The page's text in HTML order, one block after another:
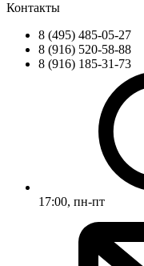
Контакты
8 (495) 485-05-27
8 (916) 520-58-88
8 (916) 185-31-73
17:00, пн-пт